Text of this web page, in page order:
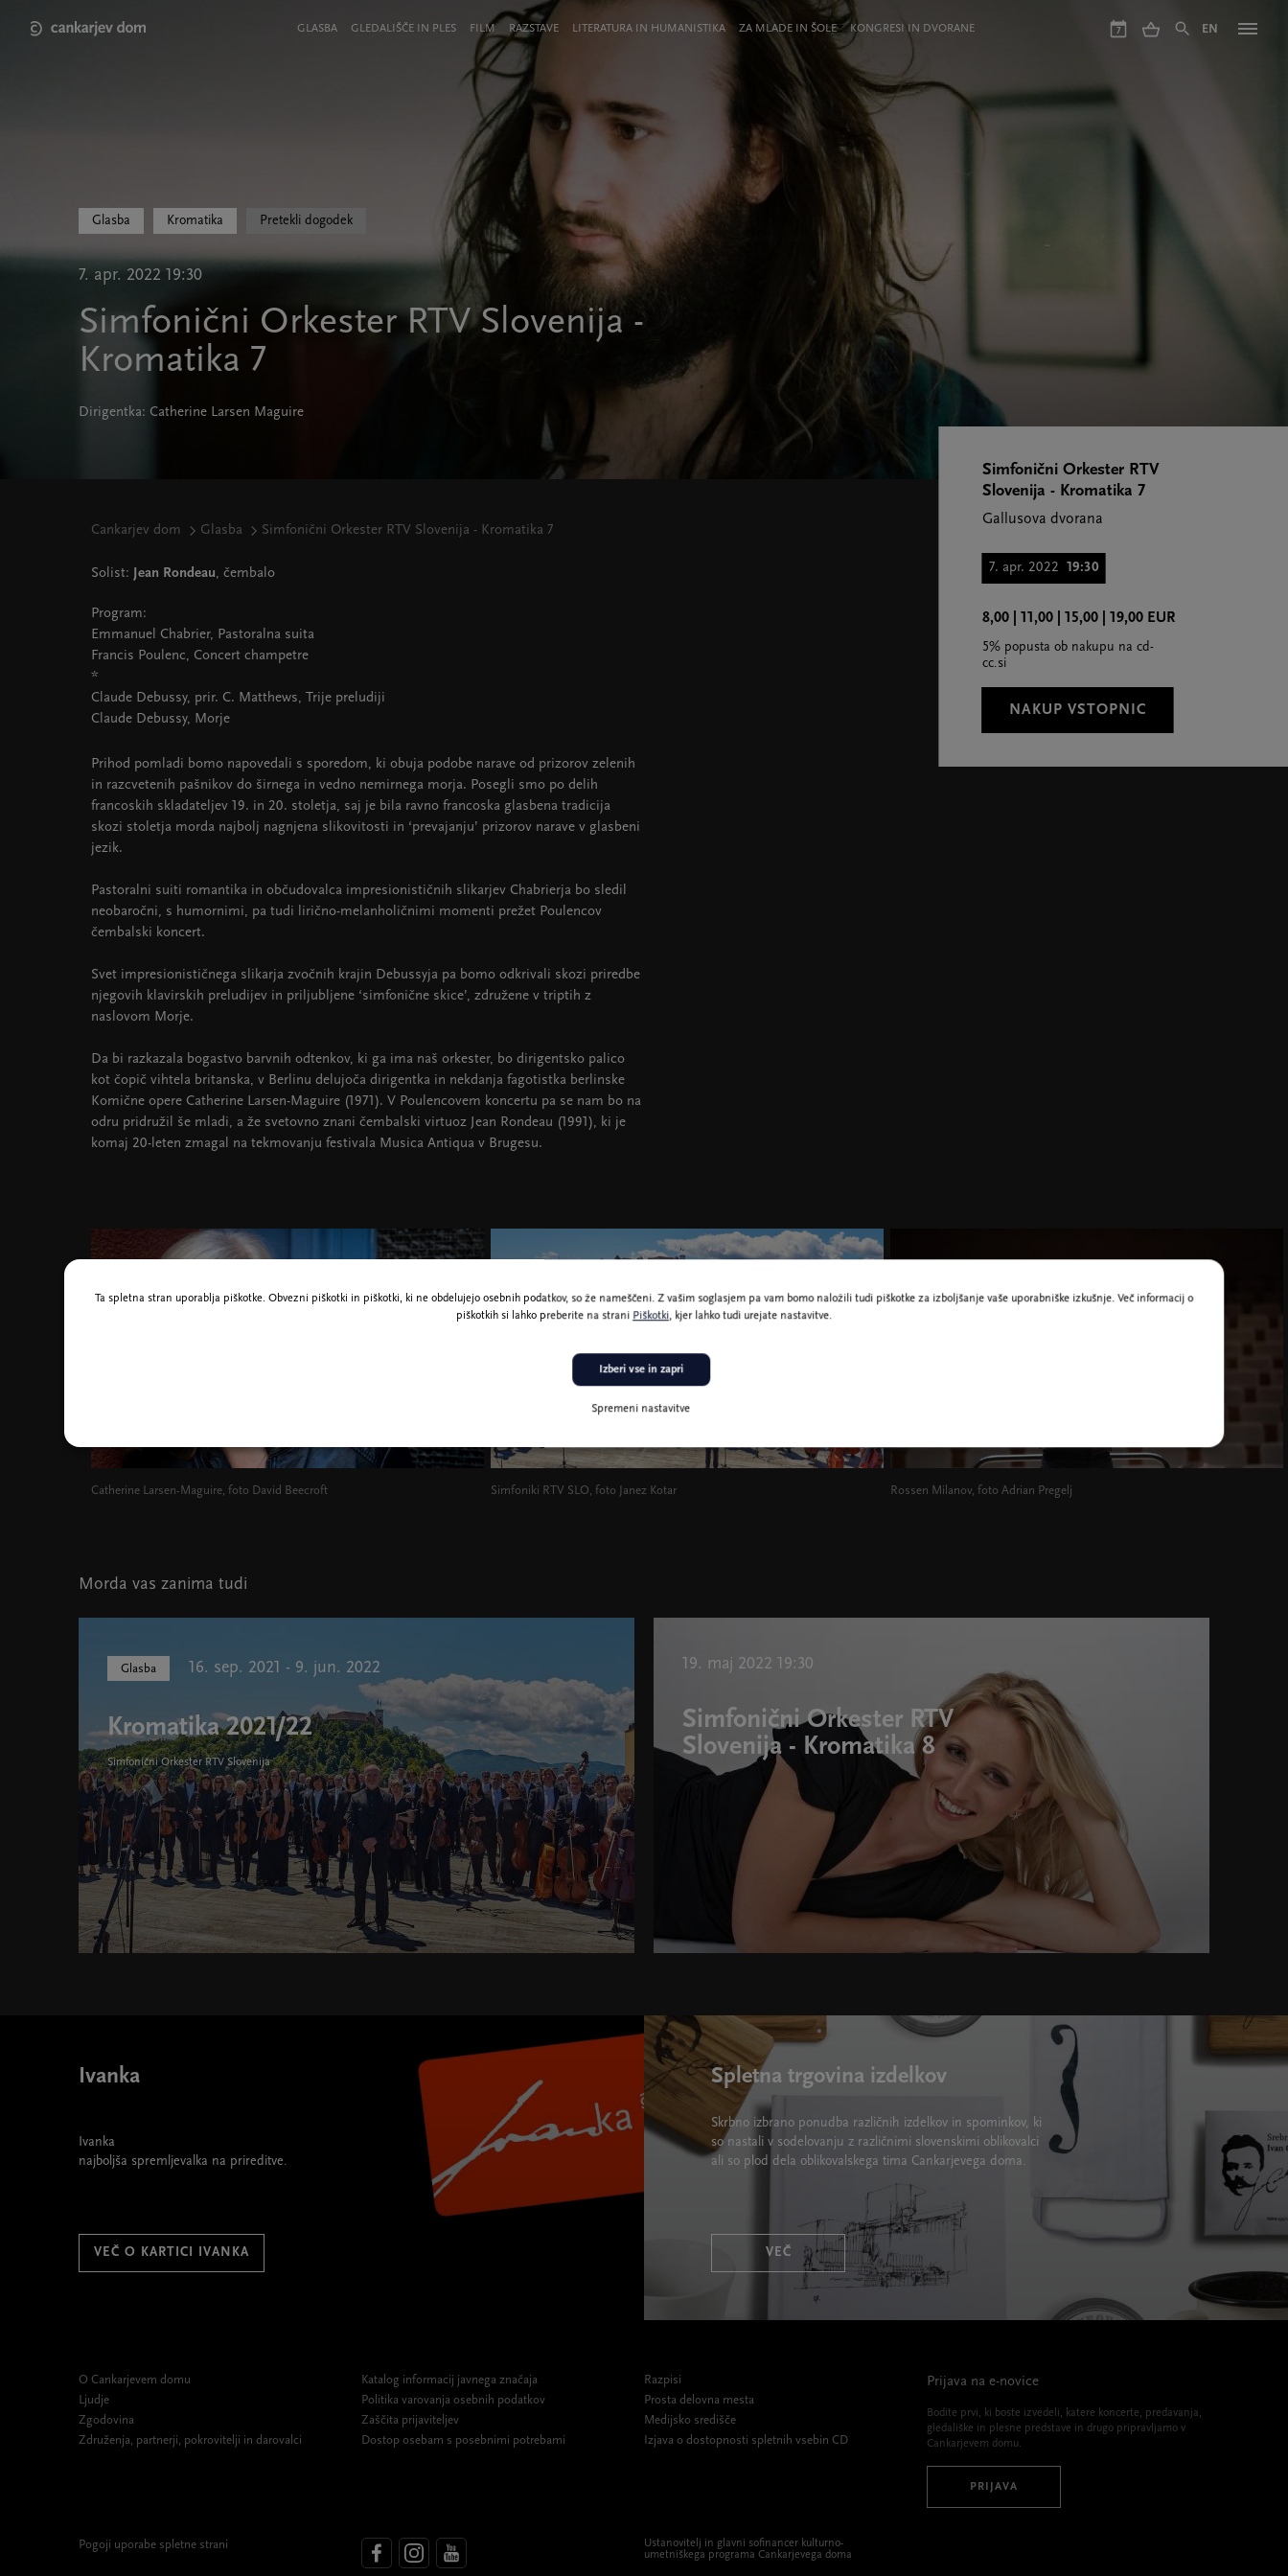
main
MeniGLASBA GLEDALIŠČE IN PLES FILM RAZSTAVE LITERATURA IN HUMANISTIKA ZA MLADE IN ŠOLE KONGRESI IN DVORANE 7 EN
Glasba Kromatika Pretekli dogodek
7. apr. 2022 19:30
Simfonični Orkester RTV Slovenija -
Kromatika 7
Dirigentka: Catherine Larsen Maguire
Cankarjev dom Glasba Simfonični Orkester RTV Slovenija - Kromatika 7
Solist: Jean Rondeau, čembalo
Program:
Emmanuel Chabrier, Pastoralna suita
Francis Poulenc, Concert champetre
*
Claude Debussy, prir. C. Matthews, Trije preludiji
Claude Debussy, Morje
Prihod pomladi bomo napovedali s sporedom, ki obuja podobe narave od prizorov zelenih
in razcvetenih pašnikov do širnega in vedno nemirnega morja. Posegli smo po delih
francoskih skladateljev 19. in 20. stoletja, saj je bila ravno francoska glasbena tradicija
skozi stoletja morda najbolj nagnjena slikovitosti in ‘prevajanju’ prizorov narave v glasbeni
jezik.
Pastoralni suiti romantika in občudovalca impresionističnih slikarjev Chabrierja bo sledil
neobaročni, s humornimi, pa tudi lirično-melanholičnimi momenti prežet Poulencov
čembalski koncert.
Svet impresionističnega slikarja zvočnih krajin Debussyja pa bomo odkrivali skozi priredbe
njegovih klavirskih preludijev in priljubljene ‘simfonične skice’, združene v triptih z
naslovom Morje.
Da bi razkazala bogastvo barvnih odtenkov, ki ga ima naš orkester, bo dirigentsko palico
kot čopič vihtela britanska, v Berlinu delujoča dirigentka in nekdanja fagotistka berlinske
Komične opere Catherine Larsen-Maguire (1971). V Poulencovem koncertu pa se nam bo na
odru pridružil še mladi, a že svetovno znani čembalski virtuoz Jean Rondeau (1991), ki je
komaj 20-leten zmagal na tekmovanju festivala Musica Antiqua v Brugesu.
Simfonični Orkester RTV
Slovenija - Kromatika 7
Gallusova dvorana
7. apr. 2022 19:30
8,00 | 11,00 | 15,00 | 19,00 EUR
5% popusta ob nakupu na cd-
cc.si
NAKUP VSTOPNIC
Catherine Larsen-Maguire, foto David Beecroft Simfoniki RTV SLO, foto Janez Kotar Rossen Milanov, foto Adrian Pregelj
Morda vas zanima tudi
Glasba 16. sep. 2021 - 9. jun. 2022
Kromatika 2021/22
Simfonični Orkester RTV Slovenija
19. maj 2022 19:30
Simfonični Orkester RTV
Slovenija - Kromatika 8
Ivanka
Ivanka
najboljša spremljevalka na prireditve.
VEČ O KARTICI IVANKA
Spletna trgovina izdelkov
Skrbno izbrano ponudba različnih izdelkov in spominkov, ki
so nastali v sodelovanju z različnimi slovenskimi oblikovalci
ali so plod dela oblikovalskega tima Cankarjevega doma.
VEČ
O Cankarjevem domu
Ljudje
Zgodovina
Združenja, partnerji, pokrovitelji in darovalci
Katalog informacij javnega značaja
Politika varovanja osebnih podatkov
Zaščita prijaviteljev
Dostop osebam s posebnimi potrebami
Razpisi
Prosta delovna mesta
Medijsko središče
Izjava o dostopnosti spletnih vsebin CD
Prijava na e-novice
Bodite prvi, ki boste izvedeli, katere koncerte, predavanja,
gledališke in plesne predstave in drugo pripravljamo v
Cankarjevem domu.
PRIJAVA
Pogoji uporabe spletne strani
Ustanovitelj in glavni sofinancer kulturno-
umetniškega programa Cankarjevega doma
Ta spletna stran uporablja piškotke. Obvezni piškotki in piškotki, ki ne obdelujejo osebnih podatkov, so že nameščeni. Z vašim soglasjem pa vam bomo naložili tudi piškotke za izboljšanje vaše uporabniške izkušnje. Več informacij o
piškotkih si lahko preberite na strani Piškotki, kjer lahko tudi urejate nastavitve.
Spremeni nastavitve
Izberi vse in zapri